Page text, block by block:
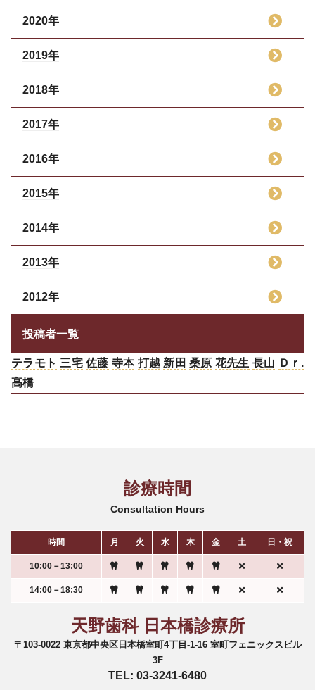
2020年
2019年
2018年
2017年
2016年
2015年
2014年
2013年
2012年
投稿者一覧
テラモト 三宅 佐藤 寺本 打越 新田 桑原 花先生 長山 Ｄｒ.
高橋
診療時間
Consultation Hours
時間 月 火 水 木 金 土 日・祝
10:00－13:00
14:00－18:30
天野歯科 日本橋診療所
〒103-0022 東京都中央区日本橋室町4丁目-1-16 室町フェニックスビル
3F
TEL: 03-3241-6480